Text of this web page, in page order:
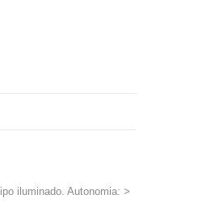
iluminado. Autonomia: >